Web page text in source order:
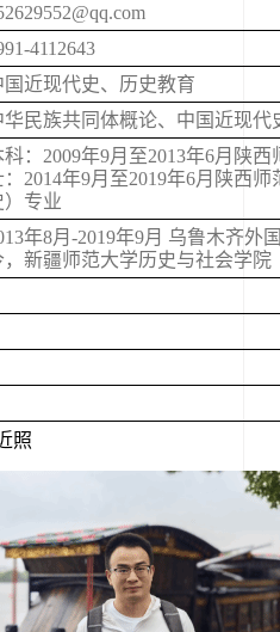
4112643
国近现代史、历史教育
华民族共同体概论、中国近现代
科：2009年9月至2013年6月陕
：2014年9月至2019年6月陕西
）专业
年8月-2019年9月 乌鲁木齐外
，新疆师范大学历史与社会学院
照